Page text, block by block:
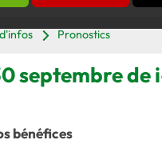
Pronostics
septembre de
bénéfices